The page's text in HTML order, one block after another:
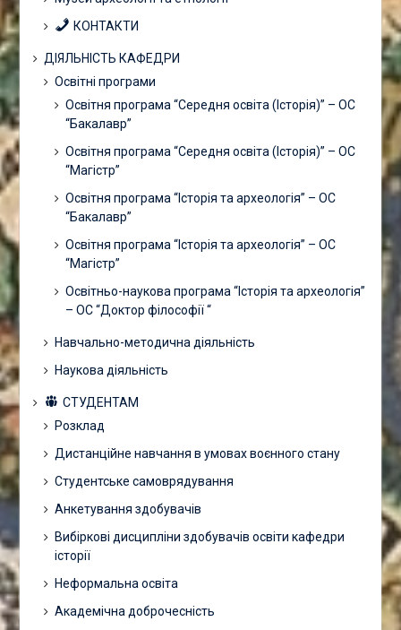
КОНТАКТИ
ДІЯЛЬНІСТЬ КАФЕДРИ
Освітні програми
Освітня програма “Середня освіта (Історія)” – ОС
“Бакалавр”
Освітня програма “Середня освіта (Історія)” – ОС
“Магістр”
Освітня програма “Історія та археологія” – ОС
“Бакалавр”
Освітня програма “Історія та археологія” – ОС
“Магістр”
Освітньо-наукова програма “Історія та археологія”
– ОС “Доктор філософії “
Навчально-методична діяльність
Наукова діяльність
СТУДЕНТАМ
Розклад
Дистанційне навчання в умовах воєнного стану
Студентське самоврядування
Анкетування здобувачів
Вибіркові дисципліни здобувачів освіти кафедри
історії
Неформальна освіта
Академічна доброчесність